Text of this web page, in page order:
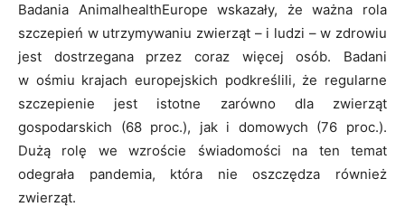
Badania AnimalhealthEurope wskazały, że ważna rola
szczepień w utrzymywaniu zwierząt – i ludzi – w zdrowiu
jest dostrzegana przez coraz więcej osób. Badani
w ośmiu krajach europejskich podkreślili, że regularne
szczepienie jest istotne zarówno dla zwierząt
gospodarskich (68 proc.), jak i domowych (76 proc.).
Dużą rolę we wzroście świadomości na ten temat
odegrała pandemia, która nie oszczędza również
zwierząt.